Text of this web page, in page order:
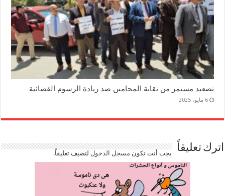
تصعيد مستمر من نقابة المحامين ضد زيادة الرسوم القضائية
6 مايو، 2025
اترك تعليقاً يجب أنت تكون مسجل الدخوللتضيف تعليقاً.